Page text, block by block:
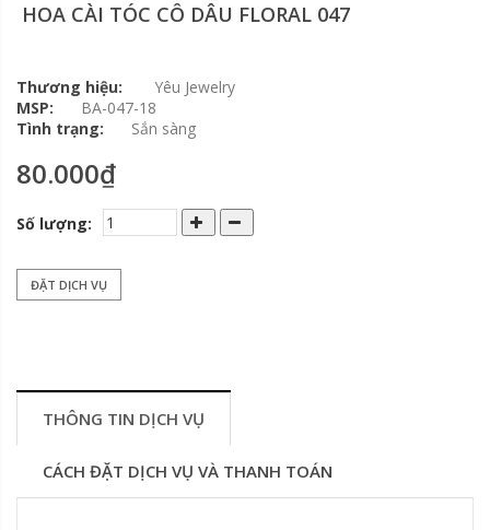
HOA CÀI TÓC CÔ DÂU FLORAL 047
Thương hiệu:
Yêu Jewelry
MSP:
BA-047-18
Tình trạng:
Sắn sàng
80.000₫
Số lượng:
ĐẶT DỊCH VỤ
THÔNG TIN DỊCH VỤ
CÁCH ĐẶT DỊCH VỤ VÀ THANH TOÁN